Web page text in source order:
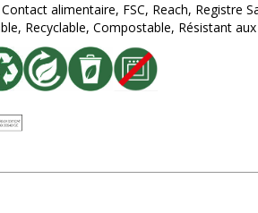
alimentaire, FSC, Reach, Registre
Recyclable, Compostable, Résistant